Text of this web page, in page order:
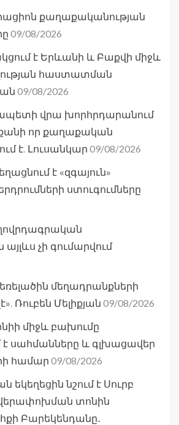
քաղաքականության
09/08/2026
է Երևանի և Բաքվի միջև
հաստատման
09/08/2026
վրա խորհրդարանում
քանի որ քաղաքական
է. Լուսանկար 09/08/2026
է «զգայուն»
ստուգումները
չի գումարվում
մեղադրանքների
Ռուբեն Մելիքյան 09/08/2026
միջև բախումը
է սահմանները և գլխացավեր
համար 09/08/2026
եկեղեցին նշում է Սուրբ
տոնին
Բարեկենդանը․